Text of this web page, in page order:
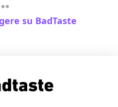
su BadTaste